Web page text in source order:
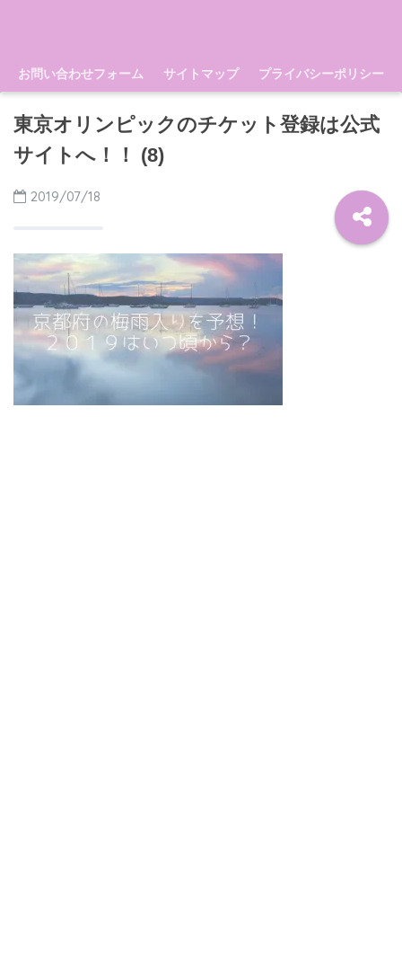
お問い合わせフォーム サイトマップ プライバシーポリシー
東京オリンピックのチケット登録は公式
サイトへ！！ (8)
2019/07/18